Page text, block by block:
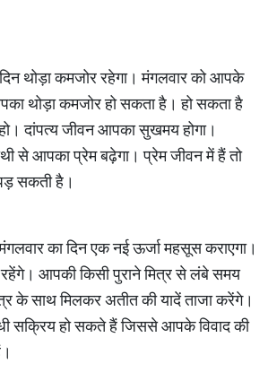
दिन थोड़ा कमजोर रहेगा। मंगलवार को आपके
थोड़ा कमजोर हो सकता है। हो सकता है
दांपत्य जीवन आपका सुखमय होगा।
से आपका प्रेम बढ़ेगा। प्रेम जीवन में हैं तो
सकती है।
का दिन एक नई ऊर्जा महसूस कराएगा।
आपकी किसी पुराने मित्र से लंबे समय
के साथ मिलकर अतीत की यादें ताजा करेंगे।
सक्रिय हो सकते हैं जिससे आपके विवाद की